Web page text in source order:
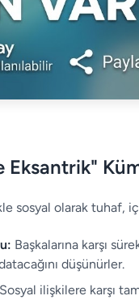
Eksantrik"
sosyal olarak tuhaf,
Başkalarına karşı
düşünürler.
Sosyal ilişkilere karşı